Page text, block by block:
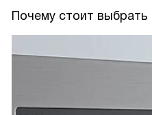
Почему стоит